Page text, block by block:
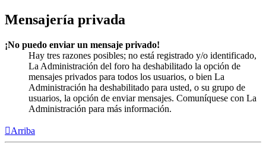
Mensajería privada
¡No puedo enviar un mensaje privado!
Hay tres razones posibles; no está registrado y/o identificado,
La Administración del foro ha deshabilitado la opción de
mensajes privados para todos los usuarios, o bien La
Administración ha deshabilitado para usted, o su grupo de
usuarios, la opción de enviar mensajes. Comuníquese con La
Administración para más información.
Arriba